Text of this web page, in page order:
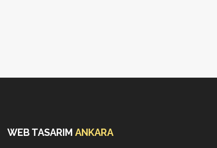
WEB TASARIM ANKARA